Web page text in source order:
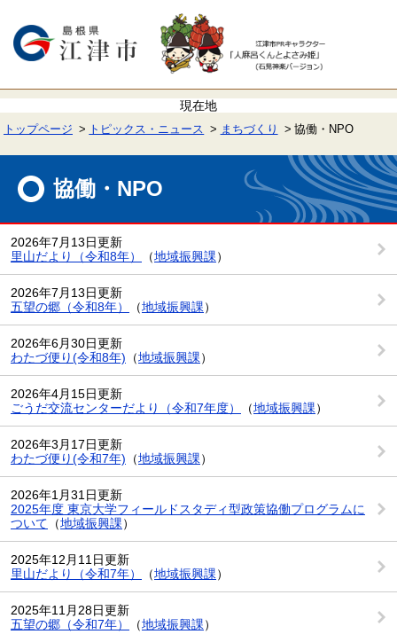
で
ば
本トップページ トピックス・ニュース まちづくり 協働・NPO
協働・NPO
2026年7月13日更新
里山だより（令和8年）
（地域振興課）
2026年7月13日更新
五望の郷（令和8年）
（地域振興課）
2026年6月30日更新
わたづ便り(令和8年) （地域振興課）
2026年4月15日更新
ごうだ交流センターだより（令和7年度）
（地域振興課）
2026年3月17日更新
わたづ便り(令和7年) （地域振興課）
2026年1月31日更新
2025年度 東京大学フィールドスタディ型政策協働プログラムに
ついて （地域振興課）
2025年12月11日更新
里山だより（令和7年）
（地域振興課）
2025年11月28日更新
五望の郷（令和7年）
（地域振興課）